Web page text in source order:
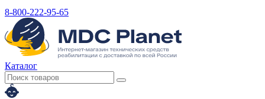
8-800-222-95-65
Каталог